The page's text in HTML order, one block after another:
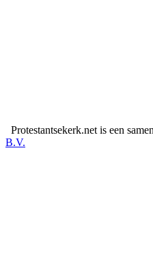
Protestantsekerk.net is een
B.V.